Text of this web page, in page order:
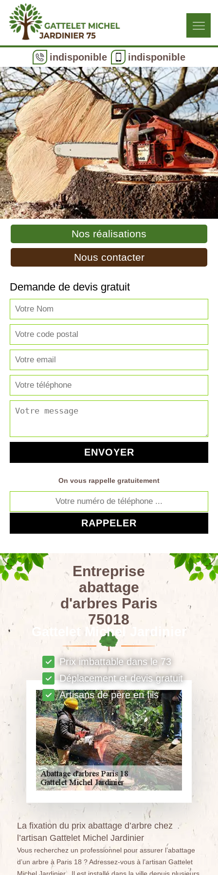
indisponible indisponible
Gattelet Michel Jardinier
Prix imbattable dans le 73
Déplacement et devis gratuit
Artisans de père en fils
Nos réalisations
Nous contacter
Demande de devis gratuit
On vous rappelle gratuitement
Entreprise
abattage
d'arbres Paris
75018
La fixation du prix abattage d’arbre chez
l’artisan Gattelet Michel Jardinier
Vous recherchez un professionnel pour assurer l’abattage
d’un arbre à Paris 18 ? Adressez-vous à l’artisan Gattelet
Michel Jardinier . Il est installé dans la ville depuis plusieurs